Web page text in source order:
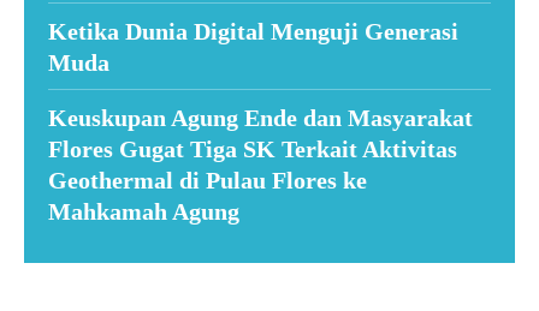
Ketika Dunia Digital Menguji Generasi
Muda
Keuskupan Agung Ende dan Masyarakat
Flores Gugat Tiga SK Terkait Aktivitas
Geothermal di Pulau Flores ke
Mahkamah Agung